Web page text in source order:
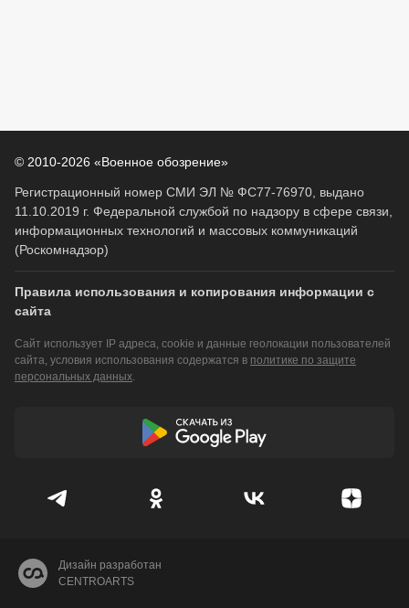
© 2010-2026 «Военное обозрение»
Регистрационный номер СМИ ЭЛ № ФС77-76970, выдано
11.10.2019 г. Федеральной службой по надзору в сфере связи,
информационных технологий и массовых коммуникаций
(Роскомнадзор)
Правила использования и копирования информации с
сайта
Сайт использует IP адреса, cookie и данные геолокации пользователей
сайта, условия использования содержатся в политике по защите
персональных данных.
Дизайн разработан
CENTROARTS